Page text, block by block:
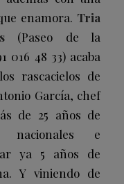
enamora. Tria
(Paseo de la
016 48 33) acaba
rascacielos de
García, chef
de 25 años de
nacionales e
ya 5 años de
Y viniendo de